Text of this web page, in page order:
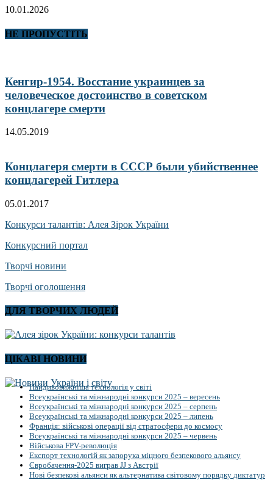
10.01.2026
НЕ ПРОПУСТІТЬ
Кенгир-1954. Восстание украинцев за
человеческое достоинство в советском
концлагере смерти
14.05.2019
Концлагеря смерти в СССР были убийственнее
концлагерей Гитлера
05.01.2017
Конкурси талантів: Алея Зірок України
Конкурсний портал
Творчі новини
Творчі оголошення
ДЛЯ ТВОРЧИХ ЛЮДЕЙ
ЦІКАВІ НОВИНИ
Найдивовижніша технологія у світі
Всеукраїнські та міжнародні конкурси 2025 – вересень
Всеукраїнські та міжнародні конкурси 2025 – серпень
Всеукраїнські та міжнародні конкурси 2025 – липень
Франція: військові операції від стратосфери до космосу
Всеукраїнські та міжнародні конкурси 2025 – червень
Військова FPV-революція
Експорт технологій як запорука міцного безпекового альянсу
Євробачення-2025 виграв JJ з Австрії
Нові безпекові альянси як альтернатива світовому порядку диктатур